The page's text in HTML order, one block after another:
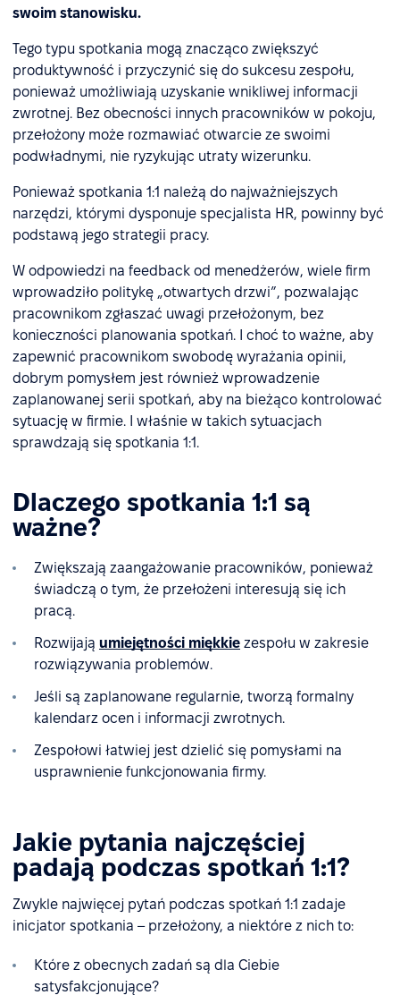
swoim stanowisku.
Tego typu spotkania mogą znacząco zwiększyć
produktywność i przyczynić się do sukcesu zespołu,
ponieważ umożliwiają uzyskanie wnikliwej informacji
zwrotnej. Bez obecności innych pracowników w pokoju,
przełożony może rozmawiać otwarcie ze swoimi
podwładnymi, nie ryzykując utraty wizerunku.
Ponieważ spotkania 1:1 należą do najważniejszych
narzędzi, którymi dysponuje specjalista HR, powinny być
podstawą jego strategii pracy.
W odpowiedzi na feedback od menedżerów, wiele firm
wprowadziło politykę „otwartych drzwi”, pozwalając
pracownikom zgłaszać uwagi przełożonym, bez
konieczności planowania spotkań. I choć to ważne, aby
zapewnić pracownikom swobodę wyrażania opinii,
dobrym pomysłem jest również wprowadzenie
zaplanowanej serii spotkań, aby na bieżąco kontrolować
sytuację w firmie. I właśnie w takich sytuacjach
sprawdzają się spotkania 1:1.
Dlaczego spotkania 1:1 są
ważne?
Zwiększają zaangażowanie pracowników, ponieważ
świadczą o tym, że przełożeni interesują się ich
pracą.
Rozwijają umiejętności miękkie zespołu w zakresie
rozwiązywania problemów.
Jeśli są zaplanowane regularnie, tworzą formalny
kalendarz ocen i informacji zwrotnych.
Zespołowi łatwiej jest dzielić się pomysłami na
usprawnienie funkcjonowania firmy.
Jakie pytania najczęściej
padają podczas spotkań 1:1?
Zwykle najwięcej pytań podczas spotkań 1:1 zadaje
inicjator spotkania – przełożony, a niektóre z nich to:
Które z obecnych zadań są dla Ciebie
satysfakcjonujące?